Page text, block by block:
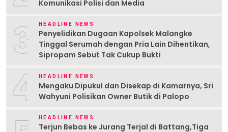
Komunikasi Polisi dan Media
3 HEADLINE NEWS
Penyelidikan Dugaan Kapolsek Malangke
Tinggal Serumah dengan Pria Lain Dihentikan,
Sipropam Sebut Tak Cukup Bukti
4 HEADLINE NEWS
Mengaku Dipukul dan Disekap di Kamarnya, Sri
Wahyuni Polisikan Owner Butik di Palopo
HEADLINE NEWS
Terjun Bebas ke Jurang Terjal di Battang,Tiga